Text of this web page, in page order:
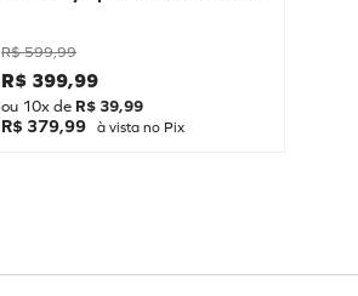
R$ 599,99
R$ 399,99
ou 10x de R$ 39,99
R$ 379,99 à vista no Pix